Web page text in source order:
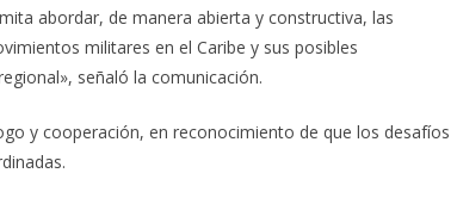
abordar, de manera abierta y constructiva, las
militares en el Caribe y sus posibles
señaló la comunicación.
y cooperación, en reconocimiento de que los desafíos